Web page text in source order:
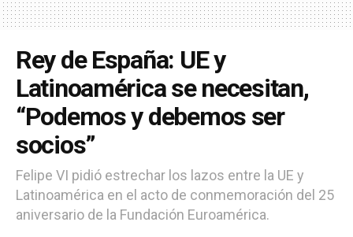
Rey de España: UE y
Latinoamérica se necesitan,
“Podemos y debemos ser
socios”
Felipe VI pidió estrechar los lazos entre la UE y
Latinoamérica en el acto de conmemoración del 25
aniversario de la Fundación Euroamérica.